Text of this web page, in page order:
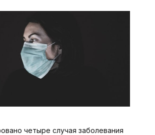
четыре случая заболевания